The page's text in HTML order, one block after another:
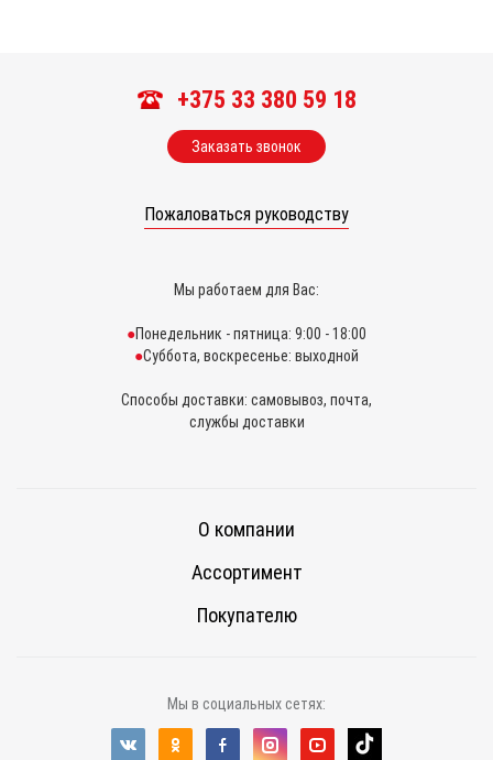
+375 33 380 59 18
Заказать звонок
Пожаловаться руководству
Мы работаем для Вас:
Понедельник - пятница: 9:00 - 18:00
Суббота, воскресенье: выходной
Способы доставки: самовывоз, почта,
службы доставки
О компании
Ассортимент
Покупателю
Мы в социальных сетях: